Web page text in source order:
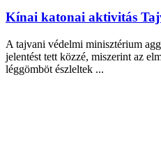
Kínai katonai aktivitás
A tajvani védelmi minisztérium
jelentést tett közzé, miszerint az
léggömböt észleltek ...